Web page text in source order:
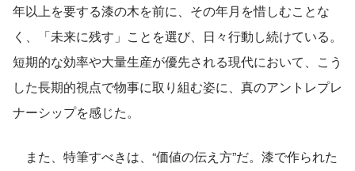
年以上を要する漆の木を前に、その年月を惜しむことな
く、「未来に残す」ことを選び、日々行動し続けている。
短期的な効率や大量生産が優先される現代において、こう
した長期的視点で物事に取り組む姿に、真のアントレプレ
ナーシップを感じた。
また、特筆すべきは、“価値の伝え方”だ。漆で作られた